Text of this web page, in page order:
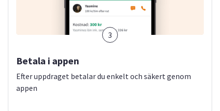
3
Betala i appen
Efter uppdraget betalar du enkelt och säkert genom
appen